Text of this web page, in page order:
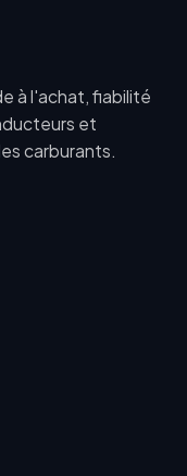
à l'achat, fiabilité
et
carburants.